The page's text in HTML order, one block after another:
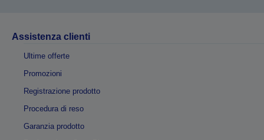
Assistenza clienti
Ultime offerte
Promozioni
Registrazione prodotto
Procedura di reso
Garanzia prodotto